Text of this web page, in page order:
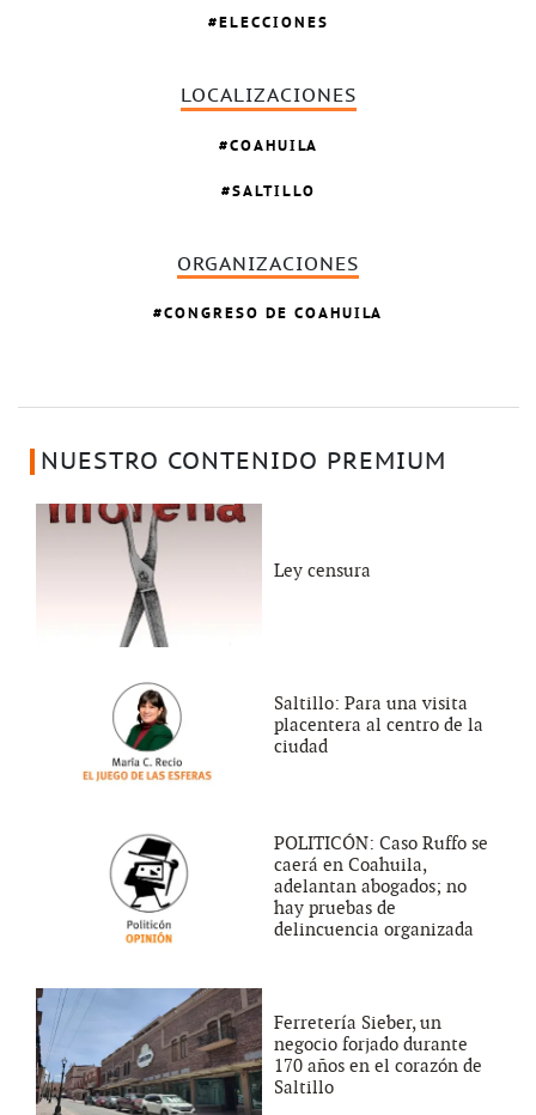
ELECCIONES
LOCALIZACIONES
COAHUILA
SALTILLO
ORGANIZACIONES
CONGRESO DE COAHUILA
NUESTRO CONTENIDO PREMIUM
Ley censura
Saltillo: Para una visita
placentera al centro de la
ciudad
POLITICÓN: Caso Ruffo se
caerá en Coahuila,
adelantan abogados; no
hay pruebas de
delincuencia organizada
Ferretería Sieber, un
negocio forjado durante
170 años en el corazón de
Saltillo